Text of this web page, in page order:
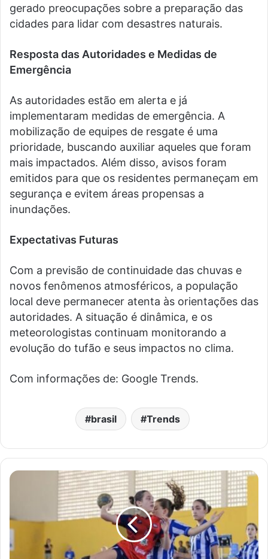
gerado preocupações sobre a preparação das
cidades para lidar com desastres naturais.
Resposta das Autoridades e Medidas de
Emergência
As autoridades estão em alerta e já
implementaram medidas de emergência. A
mobilização de equipes de resgate é uma
prioridade, buscando auxiliar aqueles que foram
mais impactados. Além disso, avisos foram
emitidos para que os residentes permaneçam em
segurança e evitem áreas propensas a
inundações.
Expectativas Futuras
Com a previsão de continuidade das chuvas e
novos fenômenos atmosféricos, a população
local deve permanecer atenta às orientações das
autoridades. A situação é dinâmica, e os
meteorologistas continuam monitorando a
evolução do tufão e seus impactos no clima.
Com informações de: Google Trends.
brasil Trends